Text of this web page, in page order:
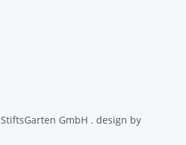
GmbH . design by